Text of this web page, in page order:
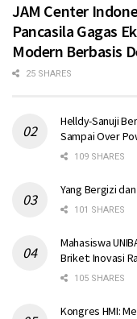
JAM Center
Pancasila Gagas
Modern Berbasis
25 SHARES
Helldy-Sanuji
Sampai Over
109 SHARES
Yang Bergizi
101 SHARES
Mahasiswa
Briket: Inovasi
105 SHARES
Kongres HMI: